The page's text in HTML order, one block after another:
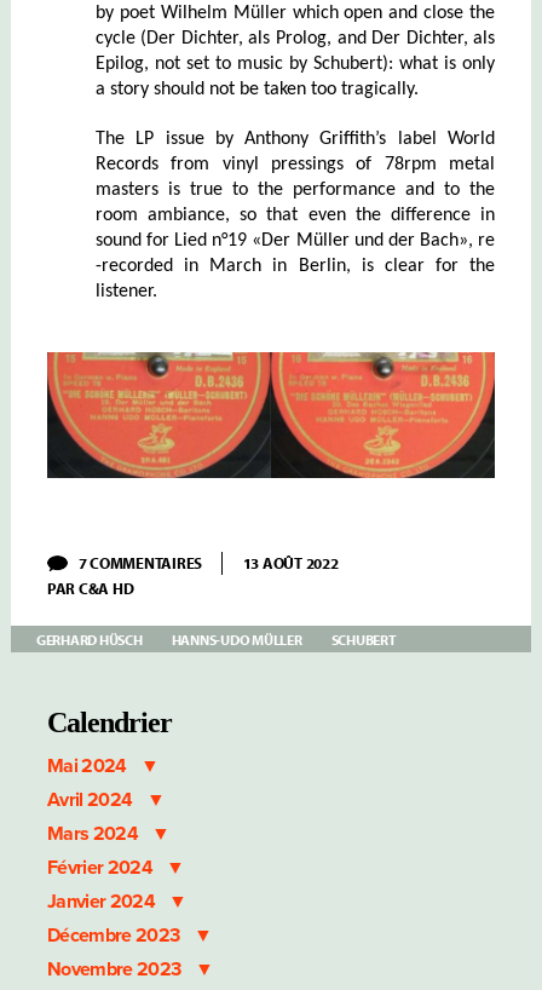
by poet Wilhelm Müller which open and close the
cycle (Der Dichter, als Prolog, and Der Dichter, als
Epilog, not set to music by Schubert): what is only
a story should not be taken too tragically.
The LP issue by Anthony Griffith’s label World
Records from vinyl pressings of 78rpm metal
masters is true to the performance and to the
room ambiance, so that even the difference in
sound for Lied n°19 «Der Müller und der Bach», re
-recorded in March in Berlin, is clear for the
listener.
7 COMMENTAIRES SUR
HÜSCH
–
SCHUBERT:
13 AOÛT 2022
PAR C&A HD
GERHARD HÜSCH HANNS-UDO MÜLLER SCHUBERT
Calendrier
Mai 2024
Avril 2024
Mars 2024
Février 2024
Janvier 2024
Décembre 2023
Novembre 2023